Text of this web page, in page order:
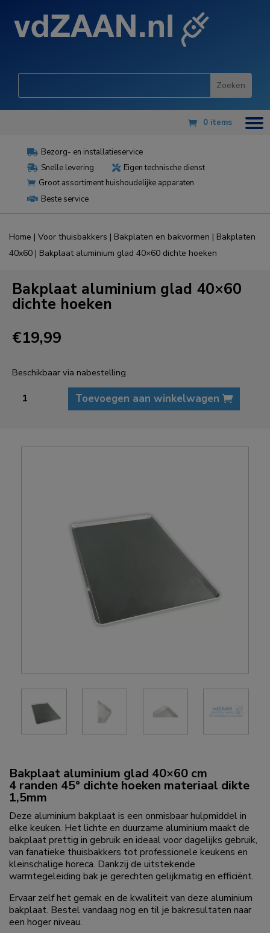
0 items
 Bezorg- en installatieservice
 Snelle levering  Eigen technische dienst
 Groot assortiment huishoudelijke apparaten
 Beste service
Home | Voor thuisbakkers | Bakplaten en bakvormen | Bakplaten
40x60 | Bakplaat aluminium glad 40×60 dichte hoeken
Bakplaat aluminium glad 40×60 cm
4 randen 45° dichte hoeken materiaal dikte
1,5mm
Deze aluminium bakplaat is een onmisbaar hulpmiddel in
elke keuken. Het lichte en duurzame aluminium maakt de
bakplaat prettig in gebruik en ideaal voor dagelijks gebruik,
van fanatieke thuisbakkers tot professionele keukens en
kleinschalige horeca. Dankzij de uitstekende
warmtegeleiding bak je gerechten gelijkmatig en efficiënt.
Ervaar zelf het gemak en de kwaliteit van deze aluminium
bakplaat. Bestel vandaag nog en til je bakresultaten naar
een hoger niveau.
Bakplaat aluminium glad 40×60
dichte hoeken
€19,99
Beschikbaar via nabestelling
aluminium
Toevoegen aan winkelwagen